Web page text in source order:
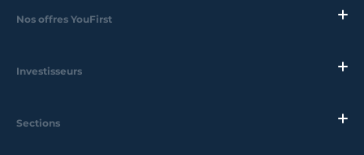
Nos offres YouFirst
Investisseurs
Sections